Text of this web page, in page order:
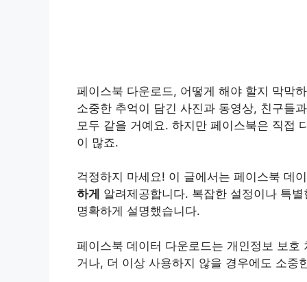
페이스북 다운로드, 어떻게 해야 할지 막막
소중한 추억이 담긴 사진과 동영상, 친구들
모두 같을 거예요. 하지만 페이스북은 직접
이 많죠.
걱정하지 마세요! 이 글에서는 페이스북 데
하게 알려제공합니다. 복잡한 설정이나 특
명확하게 설명했습니다.
페이스북 데이터 다운로드는 개인정보 보
거나, 더 이상 사용하지 않을 경우에도 소중